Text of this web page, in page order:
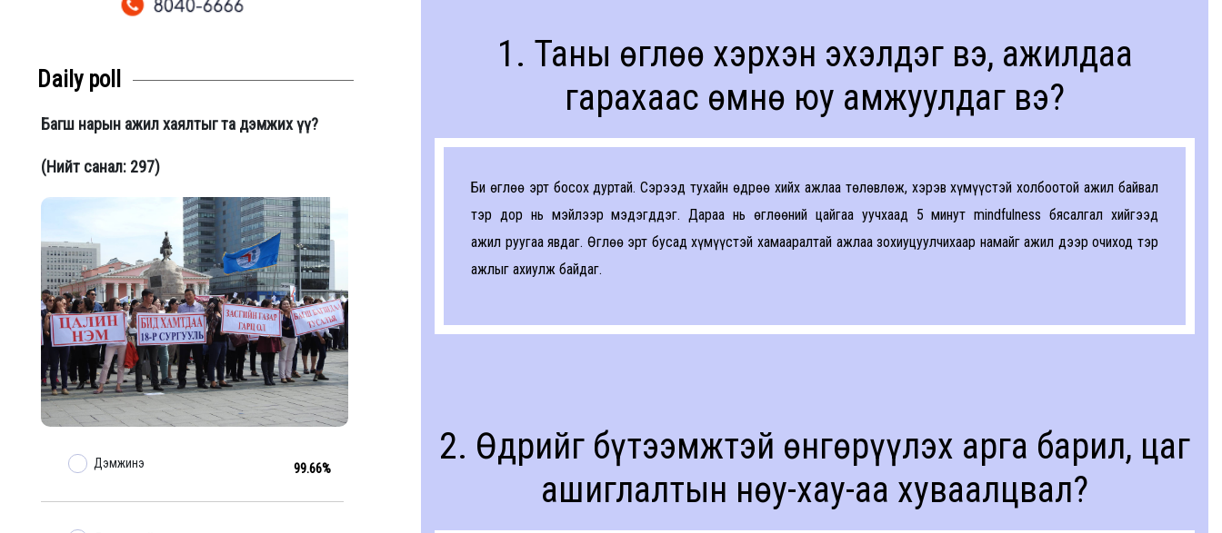
Daily poll
Багш нарын ажил хаялтыг та дэмжих үү?
(Нийт санал: 297)
Дэмжинэ 99.66%
1. Таны өглөө хэрхэн эхэлдэг вэ, ажилдаа
гарахаас өмнө юу амжуулдаг вэ?
Би өглөө эрт босох дуртай. Сэрээд тухайн өдрөө хийх ажлаа төлөвлөж, хэрэв хүмүүстэй холбоотой ажил байвал
тэр дор нь мэйлээр мэдэгддэг. Дараа нь өглөөний цайгаа уучхаад 5 минут mindfulness бясалгал хийгээд
ажил руугаа явдаг. Өглөө эрт бусад хүмүүстэй хамааралтай ажлаа зохиуцуулчихаар намайг ажил дээр очиход тэр
ажлыг ахиулж байдаг.
2. Өдрийг бүтээмжтэй өнгөрүүлэх арга барил, цаг
ашиглалтын нөу-хау-аа хуваалцвал?